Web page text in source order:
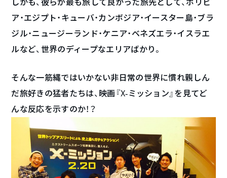
ア・エジプト・キューバ・カンボジア・イースター島・ブラ
ジル・ニュージーランド・ケニア・ベネズエラ・イスラエ
ルなど、世界のディープなエリアばかり。
そんな一筋縄ではいかない非日常の世界に慣れ親しん
だ旅好きの猛者たちは、映画『X-ミッション』を見てど
んな反応を示すのか！？